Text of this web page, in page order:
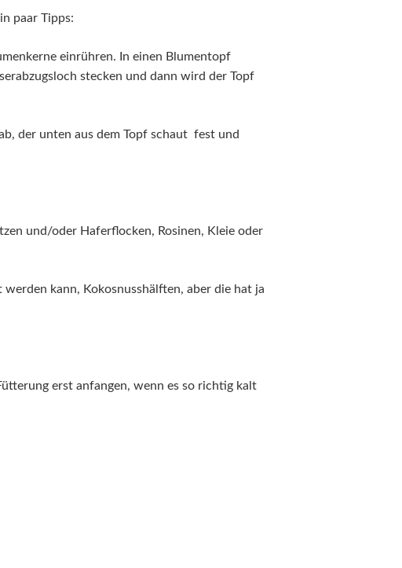
paar Tipps:
einrühren. In einen Blumentopf
stecken und dann wird der Topf
der unten aus dem Topf schaut fest und
und/oder Haferflocken, Rosinen, Kleie oder
kann, Kokosnusshälften, aber die hat ja
erst anfangen, wenn es so richtig kalt